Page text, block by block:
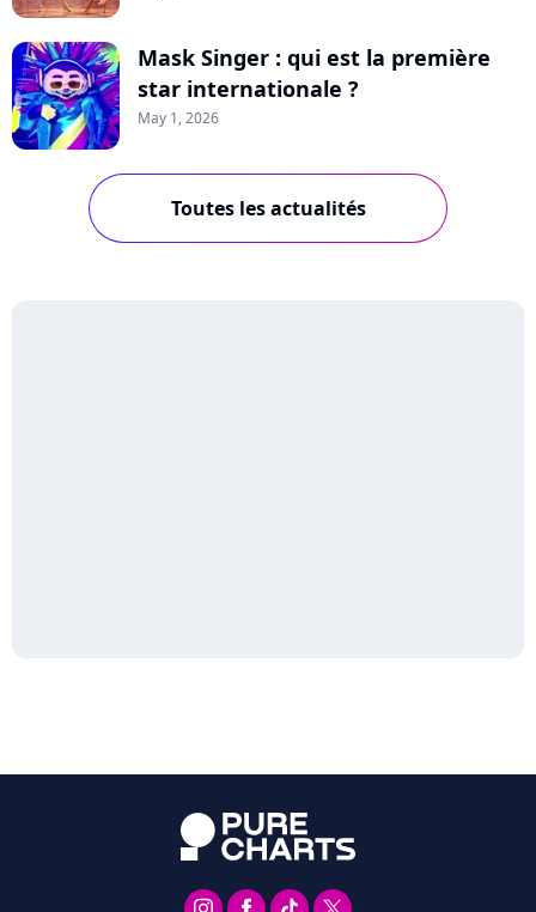
Mask Singer : qui est la première
star internationale ?
May 1, 2026
Toutes les actualités